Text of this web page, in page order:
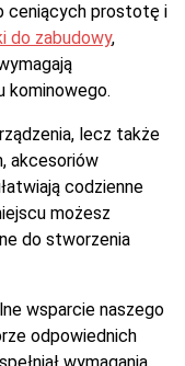
ceniących prostotę i
do zabudowy,
kominowego.
lecz także
akcesoriów
codzienne
możesz
do stworzenia
wsparcie naszego
odpowiednich